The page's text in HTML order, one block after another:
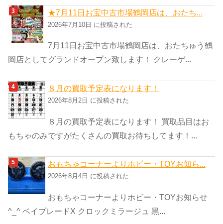
★7月11日お宝中古市場鶴岡店は、おたち...
2026年7月10日 に投稿された
7月11日お宝中古市場鶴岡店は、おたちゅう鶴
岡店としてグランドオープン致します！ クレーゲ...
８月の買取予定表になります！
2026年8月2日 に投稿された
８月の買取予定表になります！ 買取品目はお
もちゃのみですがたくさんの買取お待ちしてます！...
おもちゃコーナーよりホビー・TOYお知ら...
2026年8月4日 に投稿された
おもちゃコーナーよりホビー・TOYお知らせ
^_^ ベイブレードX クロックミラージュ 黒...